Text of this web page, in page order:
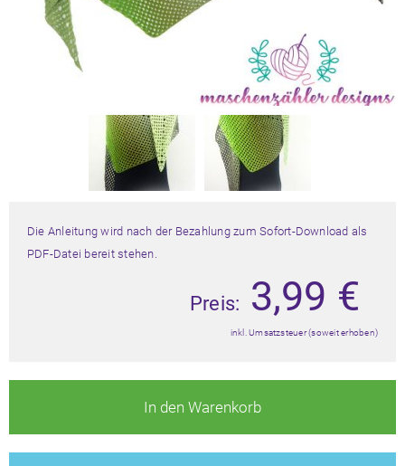
Die Anleitung wird nach der Bezahlung zum Sofort-Download als
PDF-Datei bereit stehen.
Preis: 3,99 €
inkl. Umsatzsteuer (soweit erhoben)
In den Warenkorb